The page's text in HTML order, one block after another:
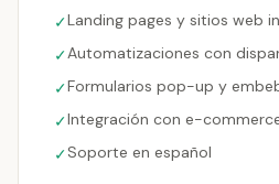
✓Landing pages y sitios web
✓Automatizaciones con
✓Formularios pop-up y
✓Integración con e-
✓Soporte en español